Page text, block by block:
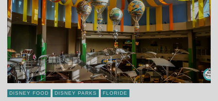
DISNEY FOOD DISNEY PARKS FLORIDE